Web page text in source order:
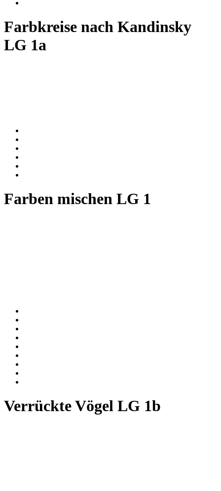
Farbkreise nach Kandinsky
LG 1a
Farben mischen LG 1
Verrückte Vögel LG 1b